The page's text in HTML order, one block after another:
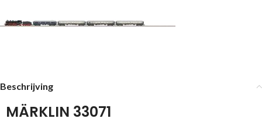
Beschrijving
MÄRKLIN 33071